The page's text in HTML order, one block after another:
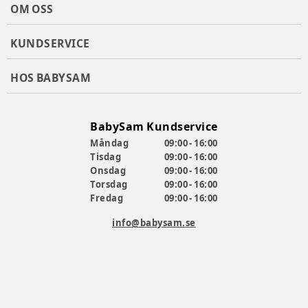
Förlängd garanti i upp till 10 år! Läs mer påBabybjörn.se
Färg:Grå
Typ:Bärsele
Artikelnummer:
OM OSS
KUNDSERVICE
HOS BABYSAM
BabySam Kundservice
Måndag
09:00 - 16:00
Tisdag
09:00 - 16:00
Onsdag
09:00 - 16:00
Torsdag
09:00 - 16:00
Fredag
09:00 - 16:00
info@babysam.se